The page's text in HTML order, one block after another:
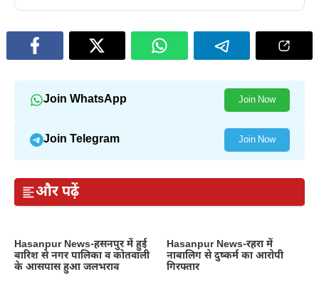
Join WhatsApp Join Now
Join Telegram Join Now
और पढ़ें
Hasanpur News-हसनपुर में हुई
बारिश से नगर पालिका व कोतवाली
के आसपास हुआ जलभराव
Hasanpur News-रहरा में
नाबालिग से दुष्कर्म का आरोपी
गिरफ्तार